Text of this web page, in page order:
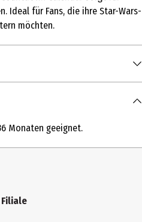
Ideal für Fans, die ihre Star-Wars-
möchten.
Monaten geeignet.